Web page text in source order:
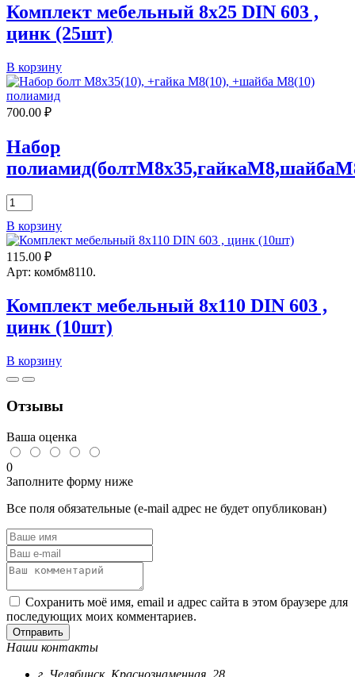
Комплект мебельный 8х25 DIN 603 ,
цинк (25шт)
Количество
товара
Комплект
мебельный
DIN
603
,
цинк
(25шт)
В корзину
700.00 ₽
Набор
Количество
товара
Набор
полиамид(болтМ8х35,гайкаМ8,шайбаМ8)
В корзину
115.00 ₽
Арт: комбм8110.
Комплект мебельный 8х110 DIN 603 ,
цинк (10шт)
Количество
товара
мебельный
DIN
603
,
цинк
(10шт)
В корзину
Отзывы
Ваша оценка
0
Заполните форму ниже
Все поля обязательные (e-mail адрес не будет опубликован)
Сохранить моё имя, email и адрес сайта в этом браузере для
последующих моих комментариев.
Отправить
Наши контакты
г. Челябинск, Краснознаменная, 28